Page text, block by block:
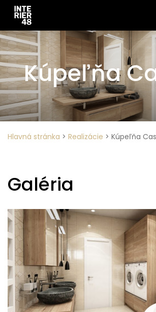
Kúpeľňa
Hlavná stránka > Realizácie > Kúpeľňa
Galéria